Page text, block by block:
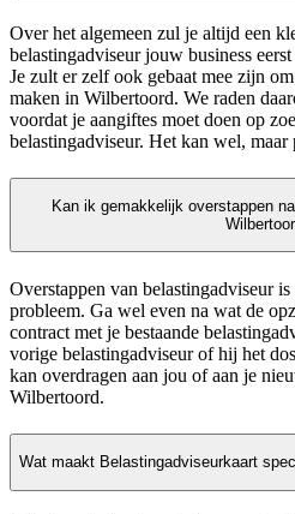
Over het algemeen zul je altijd een
belastingadviseur jouw business
Je zult er zelf ook gebaat mee zijn
maken in Wilbertoord. We raden
voordat je aangiftes moet doen op
belastingadviseur. Het kan wel,
Kan ik gemakkelijk overstappen
Overstappen van belastingadviseur
probleem. Ga wel even na wat de
contract met je bestaande
vorige belastingadviseur of hij het
kan overdragen aan jou of aan je
Wilbertoord.
Wat maakt Belastingadviseurkaart